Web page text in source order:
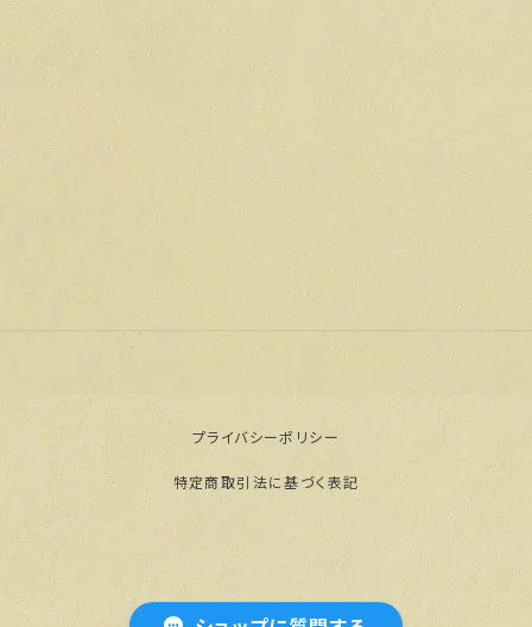
プライバシーポリシー
特定商取引法に基づく表記
© 【公式通販】門脇屋本舗オンラインショップ